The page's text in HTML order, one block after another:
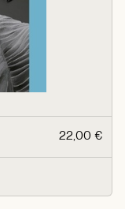
22,00 €